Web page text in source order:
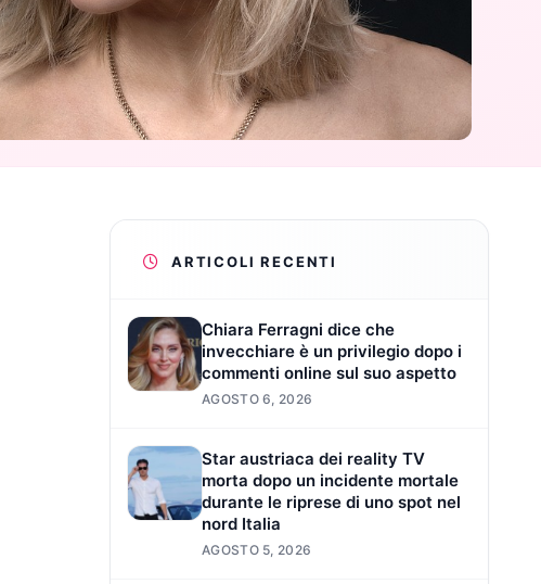
ARTICOLI RECENTI
Chiara Ferragni dice che
invecchiare è un privilegio dopo i
commenti online sul suo aspetto
AGOSTO 6, 2026
Star austriaca dei reality TV
morta dopo un incidente mortale
durante le riprese di uno spot nel
nord Italia
AGOSTO 5, 2026